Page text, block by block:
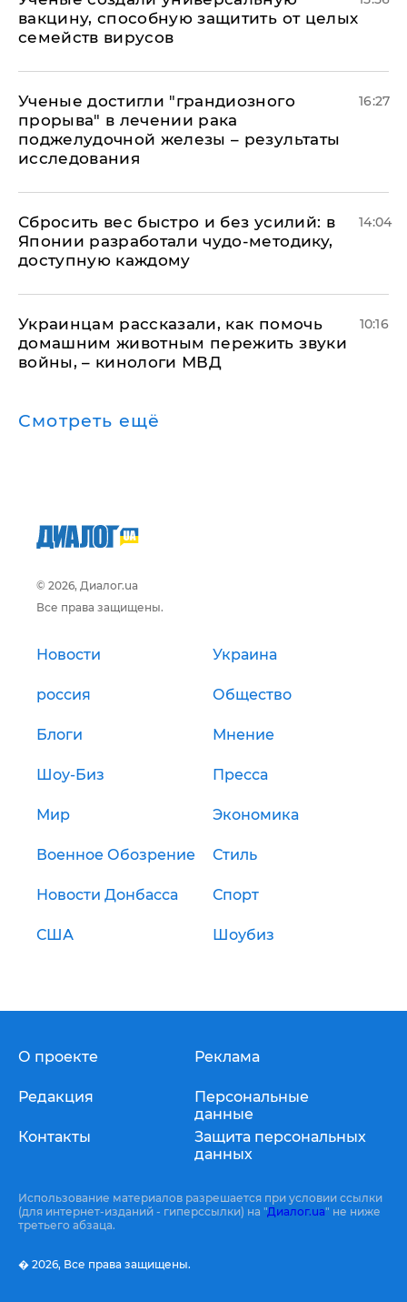
вакцину, способную защитить от целых
семейств вирусов
Ученые достигли "грандиозного
прорыва" в лечении рака
поджелудочной железы – результаты
исследования
16:27
Сбросить вес быстро и без усилий: в
Японии разработали чудо-методику,
доступную каждому
14:04
Украинцам рассказали, как помочь
домашним животным пережить звуки
войны, – кинологи МВД
10:16
Смотреть ещё
© 2026, Диалог.ua
Все права защищены.
Новости Украина
россия Общество
Блоги Мнение
Шоу-Биз Пресса
Мир Экономика
Военное Обозрение Стиль
Новости Донбасса Спорт
США Шоубиз
О проекте
Редакция
Контакты
Реклама
Персональные
данные
Защита персональных
данных
Использование материалов разрешается при условии ссылки
(для интернет-изданий - гиперссылки) на "Диалог.ua" не ниже
третьего абзаца.
� 2026, Все права защищены.